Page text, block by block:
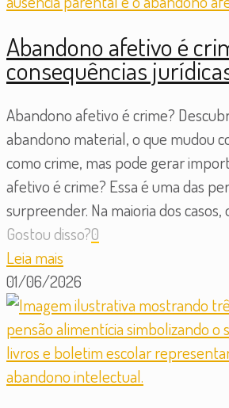
Abandono afetivo é
consequências
Abandono afetivo é crime?
abandono material, o que mudou
como crime, mas pode gerar
afetivo é crime? Essa é uma das
surpreender. Na maioria dos
Gostou disso?0
Leia mais
01/06/2026